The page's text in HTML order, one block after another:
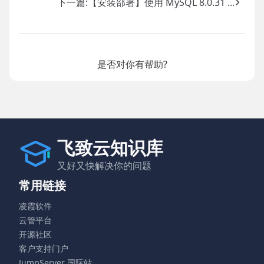
是否对你有帮助?
飞致云知识库
又好又快解决你的问题
常用链接
凌霞软件
云管平台
开源社区
客户支持门户